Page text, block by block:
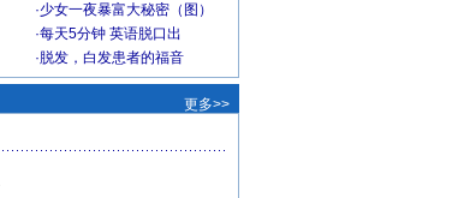
·少女一夜暴富大秘密（图）
·每天5分钟 英语脱口出
· 脱发，白发患者的福音
更多>>